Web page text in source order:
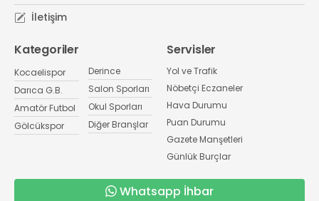
İletişim
Kategoriler
Kocaelispor
Darıca G.B.
Amatör Futbol
Gölcükspor
Derince
Salon Sporları
Okul Sporları
Diğer Branşlar
Servisler
Yol ve Trafik
Nöbetçi Eczaneler
Hava Durumu
Puan Durumu
Gazete Manşetleri
Günlük Burçlar
Whatsapp İhbar